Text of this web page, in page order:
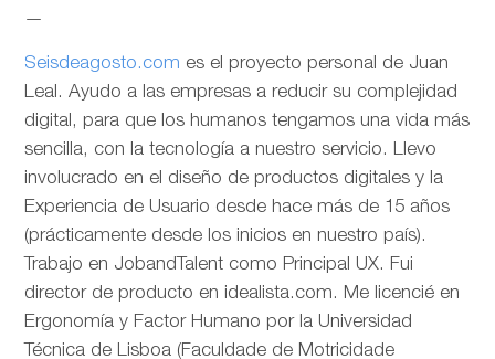
—
Seisdeagosto.com es el proyecto personal de Juan
Leal. Ayudo a las empresas a reducir su complejidad
digital, para que los humanos tengamos una vida más
sencilla, con la tecnología a nuestro servicio. Llevo
involucrado en el diseño de productos digitales y la
Experiencia de Usuario desde hace más de 15 años
(prácticamente desde los inicios en nuestro país).
Trabajo en JobandTalent como Principal UX. Fui
director de producto en idealista.com. Me licencié en
Ergonomía y Factor Humano por la Universidad
Técnica de Lisboa (Faculdade de Motricidade